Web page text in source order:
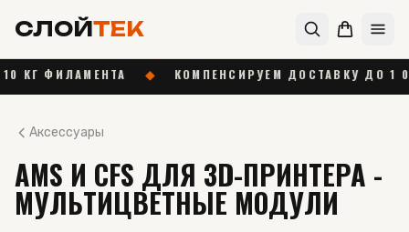
СЛОЙТЕК
◆ КОМПЕНСИРУЕМ ДОСТАВКУ ДО 1 000 ₽
Аксессуары
AMS И CFS ДЛЯ 3D-ПРИНТЕРА -
МУЛЬТИЦВЕТНЫЕ МОДУЛИ